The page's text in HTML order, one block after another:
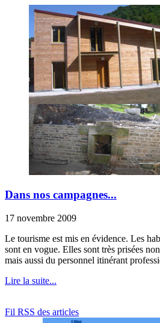
Dans nos campagnes...
17 novembre 2009
Le tourisme est mis en évidence. Les
sont en vogue. Elles sont très prisées
mais aussi du personnel itinérant
Lire la suite...
Fil RSS des articles